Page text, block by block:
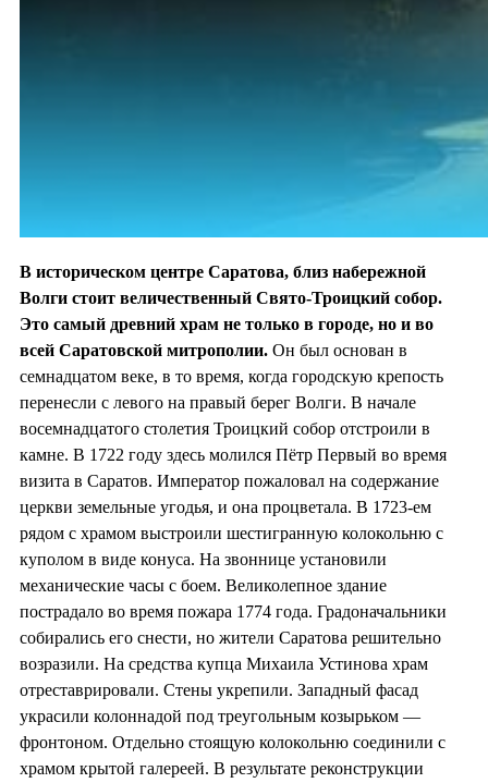
В историческом центре Саратова, близ набережной
Волги стоит величественный Свято-Троицкий собор.
Это самый древний храм не только в городе, но и во
всей Саратовской митрополии. Он был основан в
семнадцатом веке, в то время, когда городскую крепость
перенесли с левого на правый берег Волги. В начале
восемнадцатого столетия Троицкий собор отстроили в
камне. В 1722 году здесь молился Пётр Первый во время
визита в Саратов. Император пожаловал на содержание
церкви земельные угодья, и она процветала. В 1723-ем
рядом с храмом выстроили шестигранную колокольню с
куполом в виде конуса. На звоннице установили
механические часы с боем. Великолепное здание
пострадало во время пожара 1774 года. Градоначальники
собирались его снести, но жители Саратова решительно
возразили. На средства купца Михаила Устинова храм
отреставрировали. Стены укрепили. Западный фасад
украсили колоннадой под треугольным козырьком —
фронтоном. Отдельно стоящую колокольню соединили с
храмом крытой галереей. В результате реконструкции